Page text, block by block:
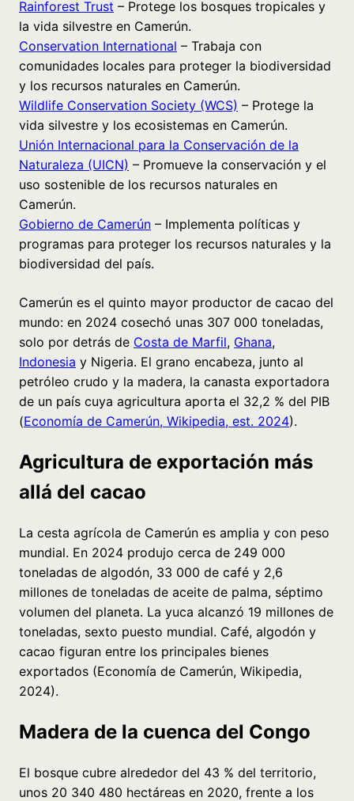
Rainforest Trust – Protege los bosques tropicales y
la vida silvestre en Camerún.
Conservation International – Trabaja con
comunidades locales para proteger la biodiversidad
y los recursos naturales en Camerún.
Wildlife Conservation Society (WCS) – Protege la
vida silvestre y los ecosistemas en Camerún.
Unión Internacional para la Conservación de la
Naturaleza (UICN) – Promueve la conservación y el
uso sostenible de los recursos naturales en
Camerún.
Gobierno de Camerún – Implementa políticas y
programas para proteger los recursos naturales y la
biodiversidad del país.
Camerún es el quinto mayor productor de cacao del
mundo: en 2024 cosechó unas 307 000 toneladas,
solo por detrás de Costa de Marfil, Ghana,
Indonesia y Nigeria. El grano encabeza, junto al
petróleo crudo y la madera, la canasta exportadora
de un país cuya agricultura aporta el 32,2 % del PIB
(Economía de Camerún, Wikipedia, est. 2024).
Agricultura de exportación más
allá del cacao
La cesta agrícola de Camerún es amplia y con peso
mundial. En 2024 produjo cerca de 249 000
toneladas de algodón, 33 000 de café y 2,6
millones de toneladas de aceite de palma, séptimo
volumen del planeta. La yuca alcanzó 19 millones de
toneladas, sexto puesto mundial. Café, algodón y
cacao figuran entre los principales bienes
exportados (Economía de Camerún, Wikipedia,
2024).
Madera de la cuenca del Congo
El bosque cubre alrededor del 43 % del territorio,
unos 20 340 480 hectáreas en 2020, frente a los